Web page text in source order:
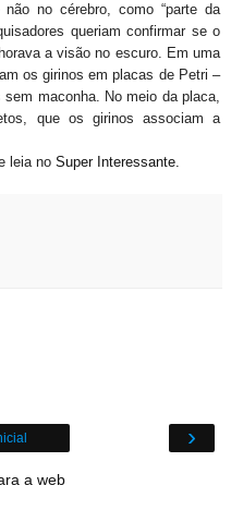
no cérebro, como “parte da
queriam confirmar se o
a visão no escuro. Em uma
os girinos em placas de Petri –
sem maconha. No meio da placa,
que os girinos associam a
leia noSuper Interessante.
›
a web